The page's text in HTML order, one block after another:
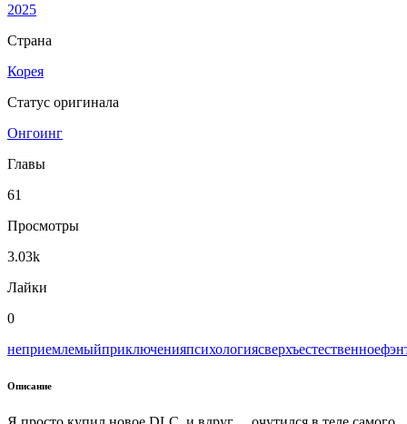
2025
Страна
Корея
Статус оригинала
Онгоинг
Главы
61
Просмотры
3.03k
Лайки
0
неприемлемыйприключенияпсихологиясверхъестественное
Описание